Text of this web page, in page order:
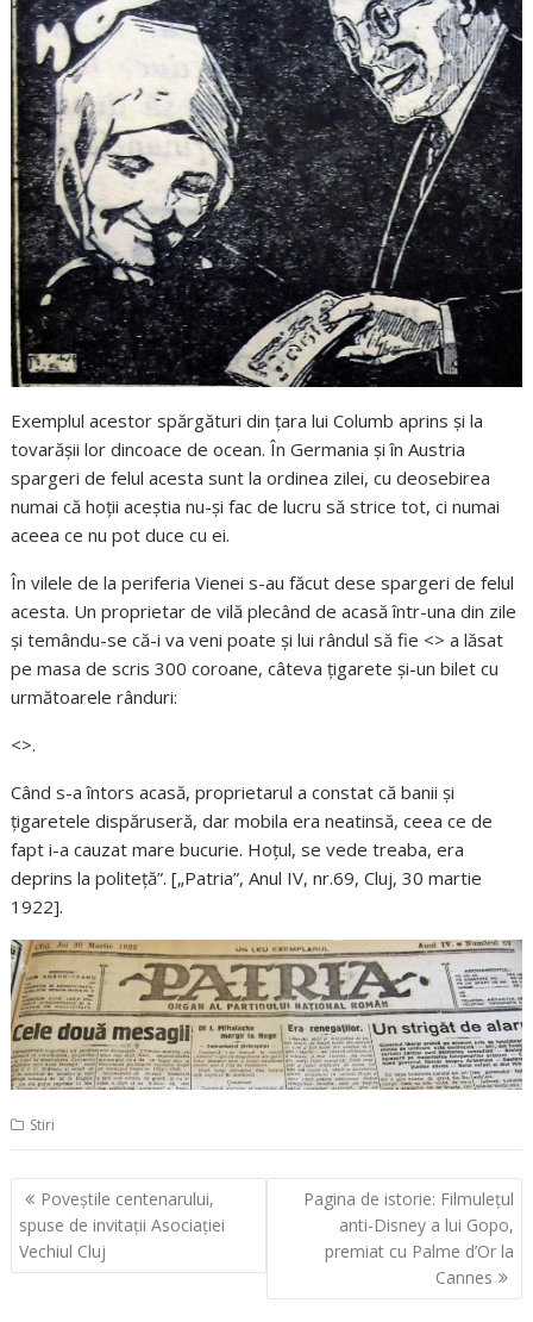
Exemplul acestor spărgături din ţara lui Columb aprins şi la
tovarăşii lor dincoace de ocean. În Germania şi în Austria
spargeri de felul acesta sunt la ordinea zilei, cu deosebirea
numai că hoţii aceştia nu-şi fac de lucru să strice tot, ci numai
aceea ce nu pot duce cu ei.
În vilele de la periferia Vienei s-au făcut dese spargeri de felul
acesta. Un proprietar de vilă plecând de acasă într-una din zile
şi temându-se că-i va veni poate şi lui rândul să fie <> a lăsat
pe masa de scris 300 coroane, câteva ţigarete şi-un bilet cu
următoarele rânduri:
<>.
Când s-a întors acasă, proprietarul a constat că banii şi
ţigaretele dispăruseră, dar mobila era neatinsă, ceea ce de
fapt i-a cauzat mare bucurie. Hoţul, se vede treaba, era
deprins la politeţă”. [„Patria”, Anul IV, nr.69, Cluj, 30 martie
1922].
Stiri
Navigare
în
articole
Poveştile centenarului,
spuse de invitaţii Asociaţiei
Vechiul Cluj
Pagina de istorie: Filmuleţul
anti-Disney a lui Gopo,
premiat cu Palme d’Or la
Cannes